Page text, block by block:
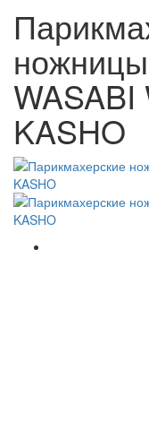
WASABI
KASHO